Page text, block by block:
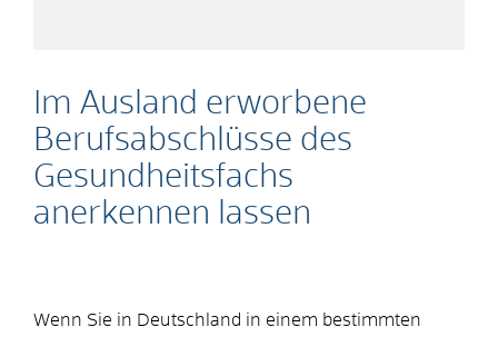
Im Ausland erworbene
Berufsabschlüsse des
Gesundheitsfachs
anerkennen lassen
Wenn Sie in Deutschland in einem bestimmten